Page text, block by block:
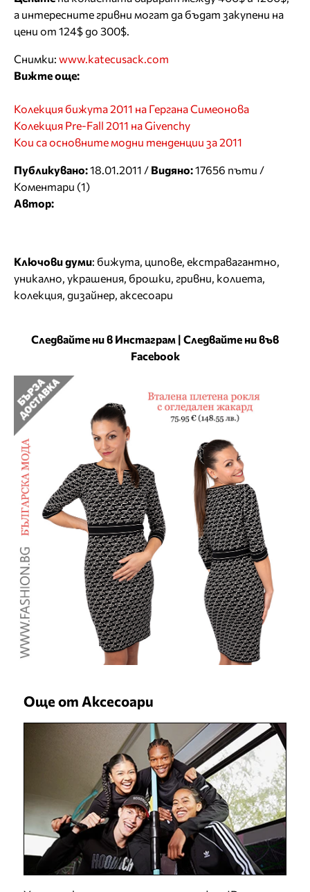
а интересните гривни могат да бъдат закупени на
цени от 124$ до 300$.
Снимки: www.katecusack.com
Вижте още:
Колекция бижута 2011 на Гергана Симеонова
Колекция Pre-Fall 2011 на Givenchy
Кои са основните модни тенденции за 2011
Публикувано:18.01.2011 / Видяно:17656 пъти /
Коментари (1)
Автор:
Ключови думи: бижута, ципове, екстравагантно,
уникално, украшения, брошки, гривни, колиета,
колекция, дизайнер, аксесоари
Следвайте ни в Инстаграм | Следвайте ни във
Facebook
Още от Аксесоари